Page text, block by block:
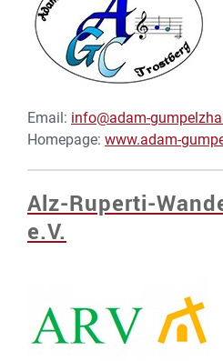
Email: info@adam-
Homepage: www.adam-
Alz-Ruperti-
e.V.